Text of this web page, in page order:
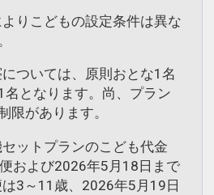
りこどもの設定条件は異な
ついては、原則おとな1名
名となります。尚、プラン
限があります。
セットプランのこども代金
および2026年5月18日まで
3～11歳、2026年5月19日